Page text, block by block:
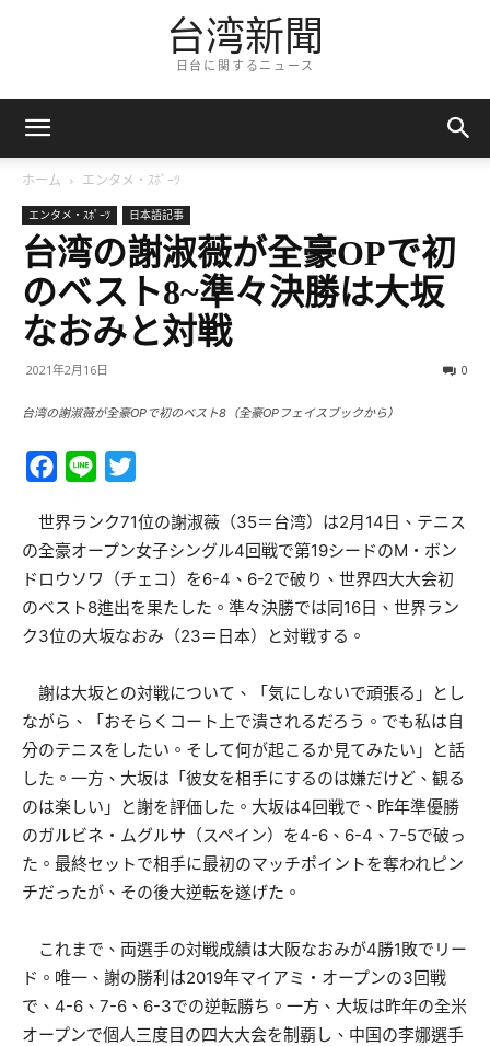
台湾新聞
日台に関するニュース
ホーム エンタメ・ｽﾎﾟｰﾂ
エンタメ・ｽﾎﾟｰﾂ 日本語記事
台湾の謝淑薇が全豪OPで初
のベスト8~準々決勝は大坂
なおみと対戦
2021年2月16日 0
台湾の謝淑薇が全豪OPで初のベスト8（全豪OPフェイスブックから）
Facebook
Line
世界ランク71位の謝淑薇（35＝台湾）は2月14日、テニス
の全豪オープン女子シングル4回戦で第19シードのM・ボン
ドロウソワ（チェコ）を6-4、6-2で破り、世界四大大会初
のベスト8進出を果たした。準々決勝では同16日、世界ラン
ク3位の大坂なおみ（23＝日本）と対戦する。
謝は大坂との対戦について、「気にしないで頑張る」とし
ながら、「おそらくコート上で潰されるだろう。でも私は自
分のテニスをしたい。そして何が起こるか見てみたい」と話
した。一方、大坂は「彼女を相手にするのは嫌だけど、観る
のは楽しい」と謝を評価した。大坂は4回戦で、昨年準優勝
のガルビネ・ムグルサ（スペイン）を4-6、6-4、7-5で破っ
た。最終セットで相手に最初のマッチポイントを奪われピン
チだったが、その後大逆転を遂げた。
これまで、両選手の対戦成績は大阪なおみが4勝1敗でリー
ド。唯一、謝の勝利は2019年マイアミ・オープンの3回戦
で、4-6、7-6、6-3での逆転勝ち。一方、大坂は昨年の全米
オープンで個人三度目の四大大会を制覇し、中国の李娜選手